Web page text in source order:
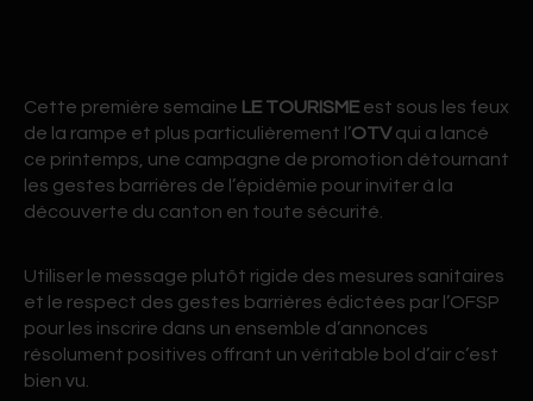
Cette première semaine LE TOURISME est sous les feux
de la rampe et plus particulièrement l’OTVqui a lancé
ce printemps, une campagne de promotion détournant
les gestes barrières de l’épidémie pour inviter à la
découverte du canton en toute sécurité.
Utiliser le message plutôt rigide des mesures sanitaires
et le respect des gestes barrières édictées par l’OFSP
pour les inscrire dans un ensemble d’annonces
résolument positives offrant un véritable bol d’air c’est
bien vu.